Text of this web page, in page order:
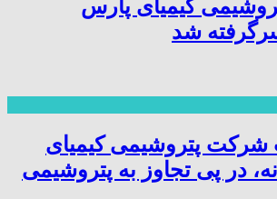
کیمیای پارس
شد
شرکت پتروشیمی کیمیای
در پی تجاوز به پتروشیمی